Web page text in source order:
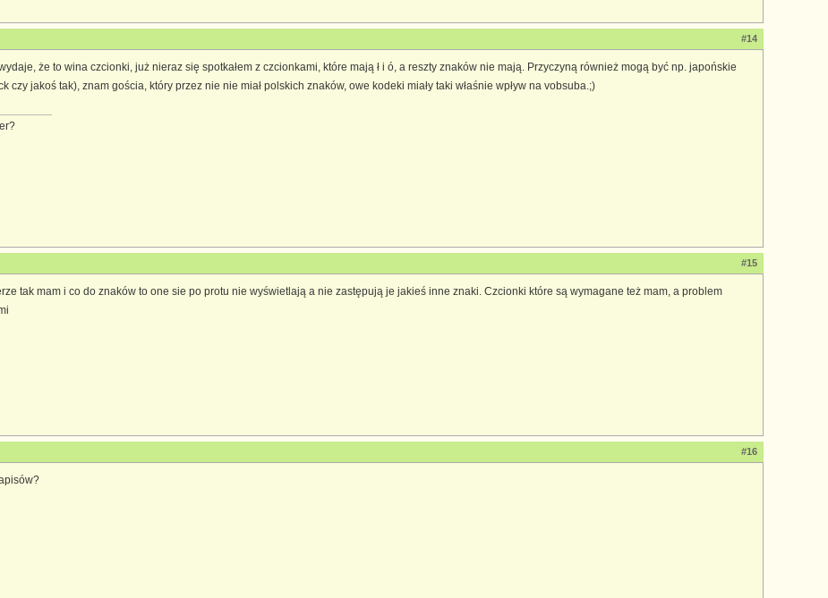
#14
że to wina czcionki, już nieraz się spotkałem z czcionkami, które mają ł i ó, a reszty znaków nie mają. Przyczyną również mogą być np. japońskie
czy jakoś tak), znam gościa, który przez nie nie miał polskich znaków, owe kodeki miały taki właśnie wpływ na vobsuba.;)
#15
tak mam i co do znaków to one sie po protu nie wyświetlają a nie zastępują je jakieś inne znaki. Czcionki które są wymagane też mam, a problem
#16